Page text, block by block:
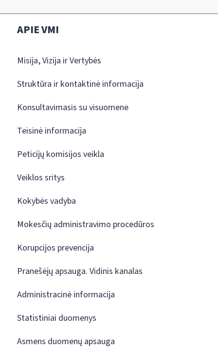
APIE VMI
Misija, Vizija ir Vertybės
Struktūra ir kontaktinė informacija
Konsultavimasis su visuomene
Teisinė informacija
Peticijų komisijos veikla
Veiklos sritys
Kokybės vadyba
Mokesčių administravimo procedūros
Korupcijos prevencija
Pranešėjų apsauga. Vidinis kanalas
Administracinė informacija
Statistiniai duomenys
Asmens duomenų apsauga